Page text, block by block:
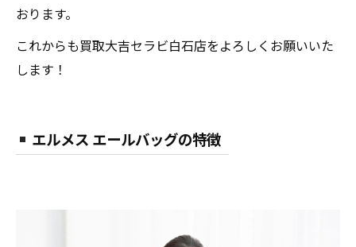
おります。
これからも買取大吉セラビ白石店をよろしくお願いいた
します！
エルメス エールバッグの特徴